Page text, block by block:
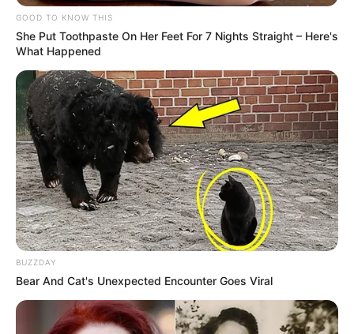
GOOD TO KNOW THIS
She Put Toothpaste On Her Feet For 7 Nights Straight – Here's
What Happened
BUZZDAY
Bear And Cat's Unexpected Encounter Goes Viral